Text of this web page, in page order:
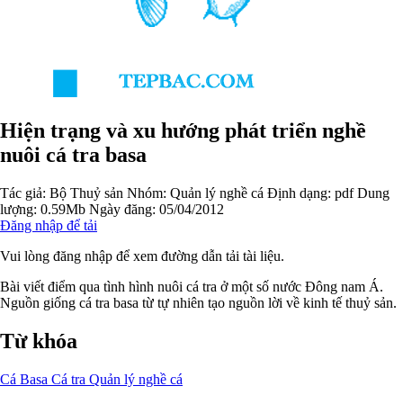
Hiện trạng và xu hướng phát triển nghề
nuôi cá tra basa
Tác giả: Bộ Thuỷ sản Nhóm: Quản lý nghề cá Định dạng: pdf Dung
lượng: 0.59Mb Ngày đăng: 05/04/2012
Đăng nhập để tải
Vui lòng đăng nhập để xem đường dẫn tải tài liệu.
Bài viết điểm qua tình hình nuôi cá tra ở một số nước Đông nam Á.
Nguồn giống cá tra basa từ tự nhiên tạo nguồn lời về kinh tế thuỷ sản.
Từ khóa
Cá Basa Cá tra Quản lý nghề cá